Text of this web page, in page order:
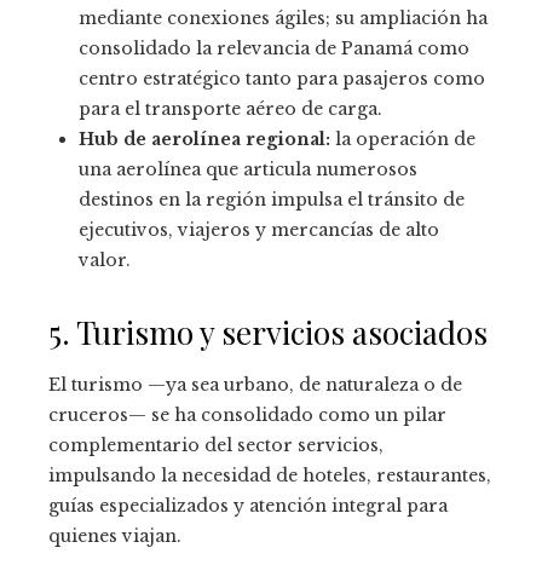
mediante conexiones ágiles; su ampliación ha
consolidado la relevancia de Panamá como
centro estratégico tanto para pasajeros como
para el transporte aéreo de carga.
Hub de aerolínea regional: la operación de
una aerolínea que articula numerosos
destinos en la región impulsa el tránsito de
ejecutivos, viajeros y mercancías de alto
valor.
5. Turismo y servicios asociados
El turismo —ya sea urbano, de naturaleza o de
cruceros— se ha consolidado como un pilar
complementario del sector servicios,
impulsando la necesidad de hoteles, restaurantes,
guías especializados y atención integral para
quienes viajan.